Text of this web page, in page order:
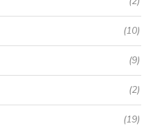
(10)
(9)
(2)
(19)